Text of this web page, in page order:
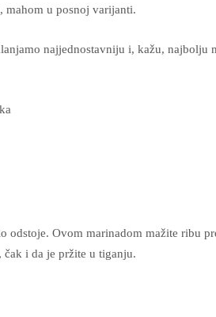
mahom u posnoj varijanti.
najjednostavniju i, kažu, najbolju
odstoje. Ovom marinadom mažite ribu
i da je pržite u tiganju.